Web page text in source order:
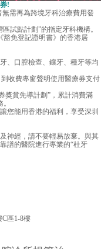
!
需再為跨境牙科治療費用發
試點計劃”的指定牙科機構。
豁免登記證明書》的香港居
、口腔檢查、鑲牙、種牙等均
收費專窗聲明使用醫療券支付
賞先導計劃”，累計消費滿
能用香港的福利，享受深圳
經，請不要輕易放棄。與其
譜的醫院進行專業的“杜牙
區1-8樓